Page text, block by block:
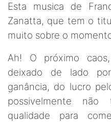
Esta musica de
Zanatta, que tem o
muito sobre o
Ah! O próximo
deixado de lado
ganância, do lucro
possivelmente não
qualidade para